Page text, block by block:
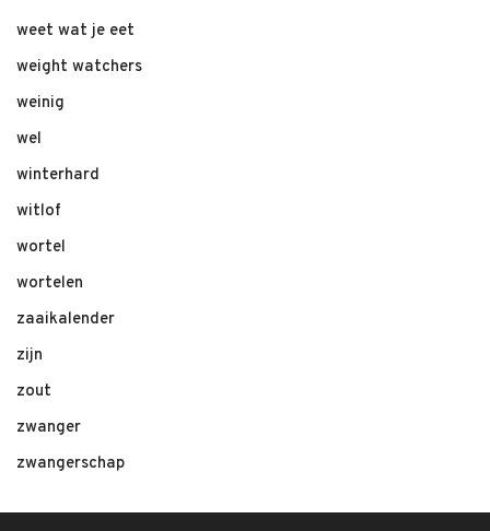
weet wat je eet
weight watchers
weinig
wel
winterhard
witlof
wortel
wortelen
zaaikalender
zijn
zout
zwanger
zwangerschap